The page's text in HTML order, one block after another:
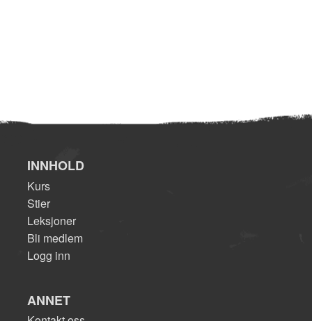
INNHOLD
Kurs
Stier
Leksjoner
Bli medlem
Logg inn
ANNET